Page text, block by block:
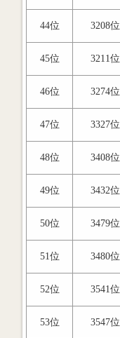
44位 3208位
45位 3211位
46位 3274位
47位 3327位
48位 3408位
49位 3432位
50位 3479位
51位 3480位
52位 3541位
53位 3547位